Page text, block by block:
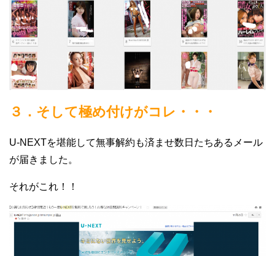
３．そして極め付けがコレ・・・
U-NEXTを堪能して無事解約も済ませ数日たちあるメール
が届きました。
それがこれ！！